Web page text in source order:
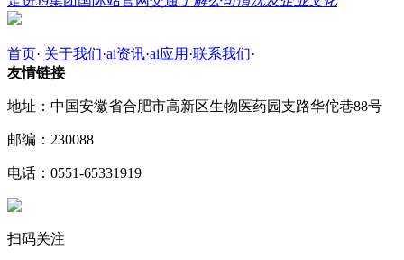
首页· 关于我们·ai资讯·ai应用 ·联系我们·
友情链接
地址：中国安徽省合肥市高新区生物医药园支路华佗巷88号
邮编：230088
电话：0551-65331919
扫码关注